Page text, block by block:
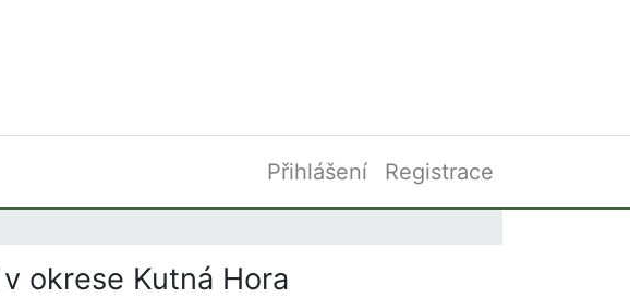
Přihlášení Registrace
okrese Kutná Hora